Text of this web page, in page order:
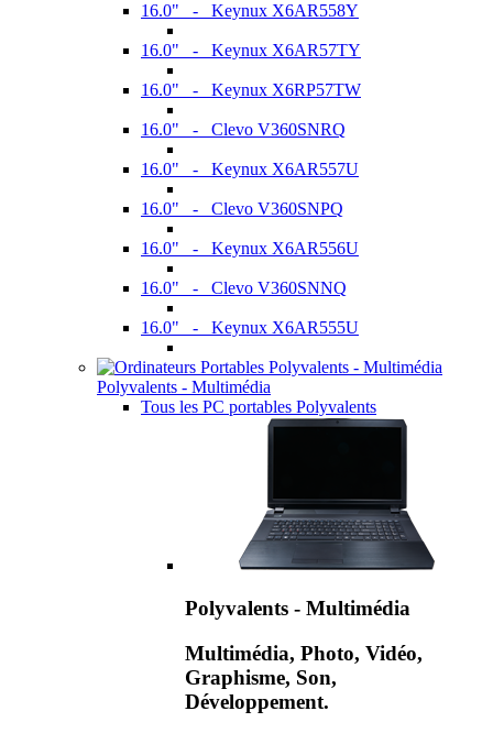
16.0" - Keynux X6AR558Y
16.0" - Keynux X6AR57TY
16.0" - Keynux X6RP57TW
16.0" - Clevo V360SNRQ
16.0" - Keynux X6AR557U
16.0" - Clevo V360SNPQ
16.0" - Keynux X6AR556U
16.0" - Clevo V360SNNQ
16.0" - Keynux X6AR555U
Polyvalents - Multimédia
Tous les PC portables Polyvalents
Polyvalents - Multimédia
Multimédia, Photo, Vidéo,
Graphisme, Son,
Développement.